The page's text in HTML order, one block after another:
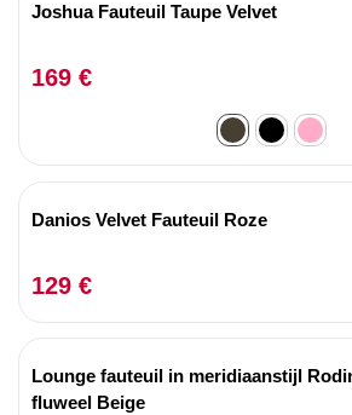
Joshua Fauteuil Taupe Velvet
169 €
Danios Velvet Fauteuil Roze
129 €
Lounge fauteuil in meridiaanstijl
fluweel Beige